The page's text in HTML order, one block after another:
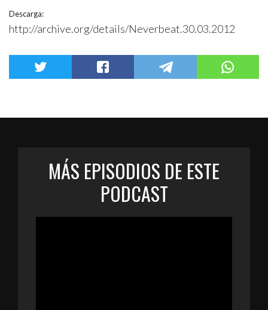
Descarga:
http://archive.org/details/Neverbeat.30.03.2012
MÁS EPISODIOS DE ESTE
PODCAST